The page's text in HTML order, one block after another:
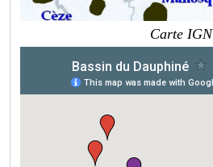
Carte IGN